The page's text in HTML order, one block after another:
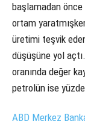
başlamadan
ortam
üretimi teşvik
düşüşüne yol
oranında değer
petrolün ise
ABD Merkez